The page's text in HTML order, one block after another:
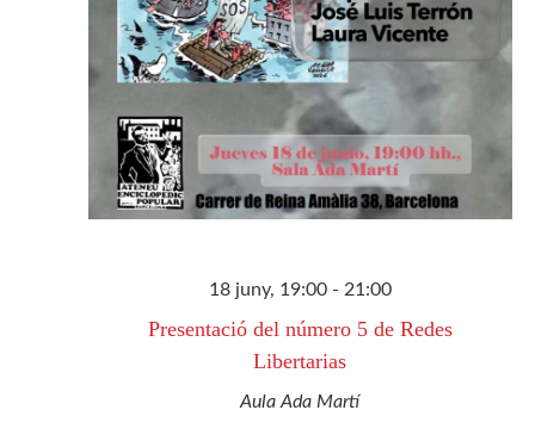
18 juny, 19:00- 21:00
Presentació del número 5 de Redes
Libertarias
Aula Ada Martí